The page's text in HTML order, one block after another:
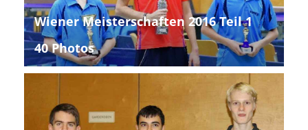
Wiener Meisterschaften 2016 Teil 1
40 Photos